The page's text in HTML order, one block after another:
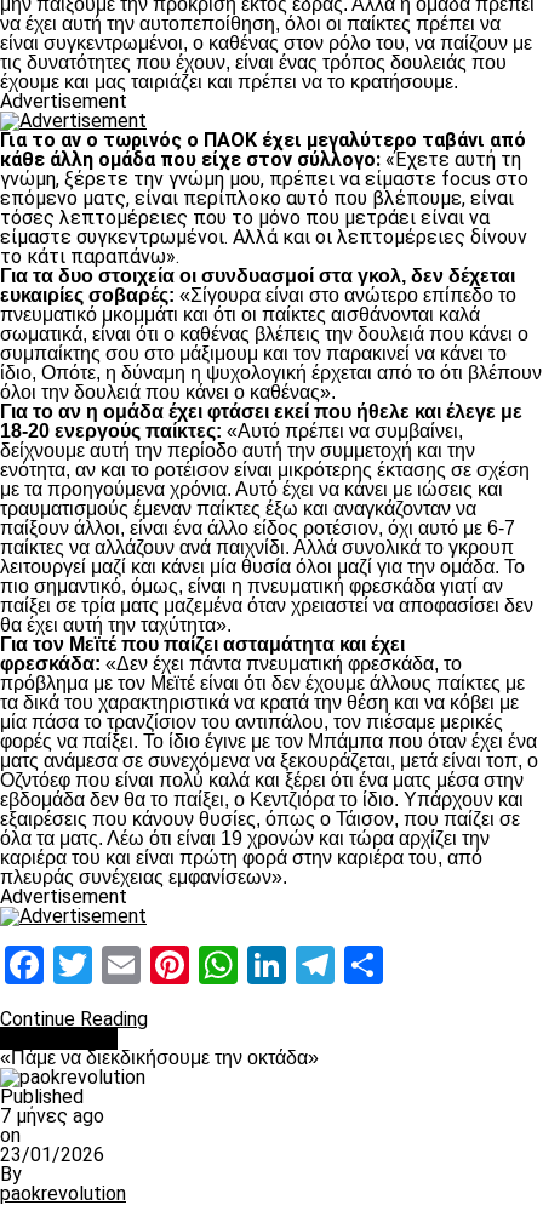
μην παίξουμε την πρόκριση εκτός έδρας. Αλλά η ομάδα πρέπει
να έχει αυτή την αυτοπεποίθηση, όλοι οι παίκτες πρέπει να
είναι συγκεντρωμένοι, ο καθένας στον ρόλο του, να παίζουν με
τις δυνατότητες που έχουν, είναι ένας τρόπος δουλειάς που
έχουμε και μας ταιριάζει και πρέπει να το κρατήσουμε.
Advertisement
Για το αν ο τωρινός ο ΠΑΟΚ έχει μεγαλύτερο ταβάνι από
κάθε άλλη ομάδα που είχε στον σύλλογο: «Έχετε αυτή τη
γνώμη, ξέρετε την γνώμη μου, πρέπει να είμαστε focus στο
επόμενο ματς, είναι περίπλοκο αυτό που βλέπουμε, είναι
τόσες λεπτομέρειες που το μόνο που μετράει είναι να
είμαστε συγκεντρωμένοι. Αλλά και οι λεπτομέρειες δίνουν
το κάτι παραπάνω».
Για τα δυο στοιχεία οι συνδυασμοί στα γκολ, δεν δέχεται
ευκαιρίες σοβαρές: «Σίγουρα είναι στο ανώτερο επίπεδο το
πνευματικό μκομμάτι και ότι οι παίκτες αισθάνονται καλά
σωματικά, είναι ότι ο καθένας βλέπεις την δουλειά που κάνει ο
συμπαίκτης σου στο μάξιμουμ και τον παρακινεί να κάνει το
ίδιο, Οπότε, η δύναμη η ψυχολογική έρχεται από το ότι βλέπουν
όλοι την δουλειά που κάνει ο καθένας».
Για το αν η ομάδα έχει φτάσει εκεί που ήθελε και έλεγε με
18-20 ενεργούς παίκτες: «Αυτό πρέπει να συμβαίνει,
δείχνουμε αυτή την περίοδο αυτή την συμμετοχή και την
ενότητα, αν και το ροτέισον είναι μικρότερης έκτασης σε σχέση
με τα προηγούμενα χρόνια. Αυτό έχει να κάνει με ιώσεις και
τραυματισμούς έμεναν παίκτες έξω και αναγκάζονταν να
παίξουν άλλοι, είναι ένα άλλο είδος ροτέσιον, όχι αυτό με 6-7
παίκτες να αλλάζουν ανά παιχνίδι. Αλλά συνολικά το γκρουπ
λειτουργεί μαζί και κάνει μία θυσία όλοι μαζί για την ομάδα. Το
πιο σημαντικό, όμως, είναι η πνευματική φρεσκάδα γιατί αν
παίξει σε τρία ματς μαζεμένα όταν χρειαστεί να αποφασίσει δεν
θα έχει αυτή την ταχύτητα».
Για τον Μεϊτέ που παίζει ασταμάτητα και έχει
φρεσκάδα: «Δεν έχει πάντα πνευματική φρεσκάδα, το
πρόβλημα με τον Μεϊτέ είναι ότι δεν έχουμε άλλους παίκτες με
τα δικά του χαρακτηριστικά να κρατά την θέση και να κόβει με
μία πάσα το τρανζίσιον του αντιπάλου, τον πιέσαμε μερικές
φορές να παίξει. Το ίδιο έγινε με τον Μπάμπα που όταν έχει ένα
ματς ανάμεσα σε συνεχόμενα να ξεκουράζεται, μετά είναι τοπ, ο
Οζντόεφ που είναι πολύ καλά και ξέρει ότι ένα ματς μέσα στην
εβδομάδα δεν θα το παίξει, ο Κεντζιόρα το ίδιο. Υπάρχουν και
εξαιρέσεις που κάνουν θυσίες, όπως ο Τάισον, που παίζει σε
όλα τα ματς. Λέω ότι είναι 19 χρονών και τώρα αρχίζει την
καριέρα του και είναι πρώτη φορά στην καριέρα του, από
πλευράς συνέχειας εμφανίσεων».
Advertisement
Facebook
Twitter
EmailPinterest
WhatsApp
LinkedIn
Telegram
Continue Reading
«Πάμε να διεκδικήσουμε την οκτάδα»
Published
7 μήνες ago
on
23/01/2026
By
paokrevolution